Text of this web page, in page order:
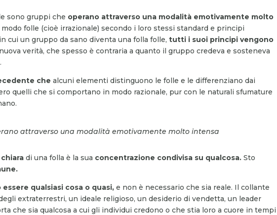
sono gruppi che operano attraverso una modalità emotivamente molto
folle (cioè irrazionale) secondo i loro stessi standard e principi
cui un gruppo da sano diventa una folla folle,tutti i suoi principi vengono
verità, che spesso è contraria a quanto il gruppo credeva e sosteneva
chealcuni elementi distinguono le folle e le differenziano dai
quelli che si comportano in modo razionale, pur con le naturali sfumature
attraverso una modalità emotivamente molto intensa
di una folla è la sua concentrazione condivisa su qualcosa.Sto
qualsiasi cosa o quasi, e non è necessario che sia reale. Il collante
extraterrestri, un ideale religioso, un desiderio di vendetta, un leader
che sia qualcosa a cui gli individui credono o che stia loro a cuore in tempi